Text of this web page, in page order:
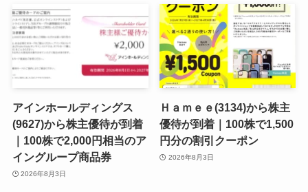
アインホールディングス
(9627)から株主優待が到着
｜100株で2,000円相当のア
イングループ商品券
2026年8月3日
Ｈａｍｅｅ(3134)から株主
優待が到着｜100株で1,500
円分の割引クーポン
2026年8月3日